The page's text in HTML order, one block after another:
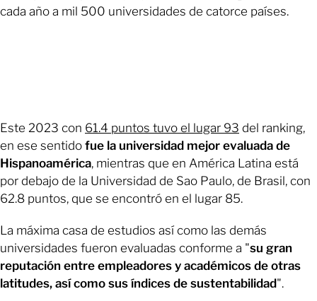
cada año a mil 500 universidades de catorce países.
Este 2023 con 61.4 puntos tuvo el lugar 93 del ranking,
en ese sentido fue la universidad mejor evaluada de
Hispanoamérica, mientras que en América Latina está
por debajo de la Universidad de Sao Paulo, de Brasil, con
62.8 puntos, que se encontró en el lugar 85.
La máxima casa de estudios así como las demás
universidades fueron evaluadas conforme a "su gran
reputación entre empleadores y académicos de otras
latitudes, así como sus índices de sustentabilidad".